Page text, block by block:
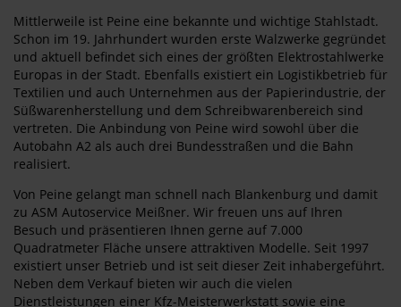
Mittlerweile ist Peine eine bekannte und wichtige Stahlstadt.
Schon im 19. Jahrhundert wurden erste Walzwerke gegründet
und aktuell befindet sich eines der größten Elektrostahlwerke
Europas in der Stadt. Ebenfalls existiert ein Logistikbetrieb für
Textilien und auch Unternehmen aus der Papierindustrie, der
Süßwarenherstellung und dem Schreibwarenbereich sind
vertreten. Die Anbindung von Peine wird sowohl über die
Autobahn A2 als auch drei Bundesstraßen und die Bahn
realisiert.
Von Peine gelangt man schnell nach Blankenburg und damit
zu ASM Autoservice Meißner. Wir freuen uns auf Ihren
Besuch und präsentieren Ihnen gerne auf 7.000
Quadratmeter Fläche unsere attraktiven Modelle. Seit 1997
existiert unser Betrieb und ist seit dieser Zeit inhabergeführt.
Neben dem Verkauf bieten wir auch die vielen
Dienstleistungen einer Kfz-Meisterwerkstatt sowie eine